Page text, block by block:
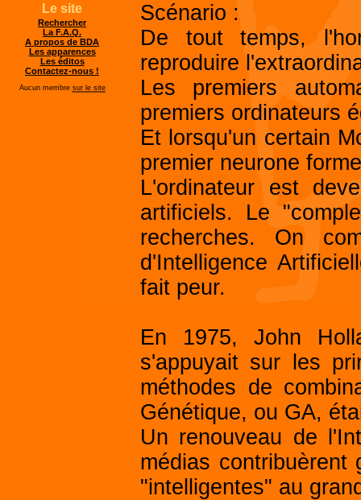
Scénario :
De tout temps,
reproduire
Les premiers
premiers ordinateurs
Et lorsqu'un certain
premier neurone
L'ordinateur est
artificiels. Le
recherches. On
d'Intelligence
fait peur.
En 1975, John
s'appuyait sur les
méthodes de
Génétique, ou GA,
Un renouveau de
médias contribuèrent
"intelligentes" au
Le site
Rechercher
La F.A.Q.
A propos de BDA
Les apparences
Les éditos
Contactez-nous !
Aucun membre sur le site